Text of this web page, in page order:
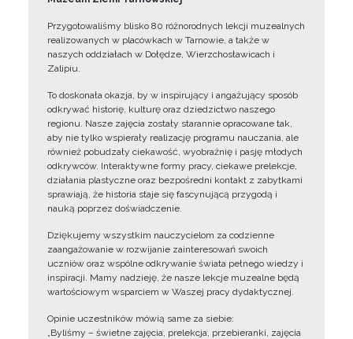
Przygotowaliśmy blisko 80 różnorodnych lekcji muzealnych
realizowanych w placówkach w Tarnowie, a także w
naszych oddziałach w Dołędze, Wierzchosławicach i
Zalipiu.
To doskonała okazja, by w inspirujący i angażujący sposób
odkrywać historię, kulturę oraz dziedzictwo naszego
regionu. Nasze zajęcia zostały starannie opracowane tak,
aby nie tylko wspierały realizację programu nauczania, ale
również pobudzały ciekawość, wyobraźnię i pasję młodych
odkrywców. Interaktywne formy pracy, ciekawe prelekcje,
działania plastyczne oraz bezpośredni kontakt z zabytkami
sprawiają, że historia staje się fascynującą przygodą i
nauką poprzez doświadczenie.
Dziękujemy wszystkim nauczycielom za codzienne
zaangażowanie w rozwijanie zainteresowań swoich
uczniów oraz wspólne odkrywanie świata pełnego wiedzy i
inspiracji. Mamy nadzieję, że nasze lekcje muzealne będą
wartościowym wsparciem w Waszej pracy dydaktycznej.
Opinie uczestników mówią same za siebie:
„Byliśmy – świetne zajęcia, prelekcja, przebieranki, zajęcia